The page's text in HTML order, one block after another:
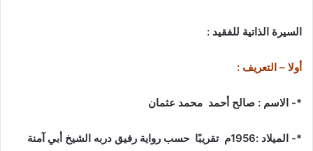
السيرة الذاتية للفقيد :
أولا – التعريف :
*- الاسم : صالح أحمد محمد عثمان
*-
الميلاد :1956م تقريبًا حسب رواية رفيق دربه الشيخ أبي آمنة